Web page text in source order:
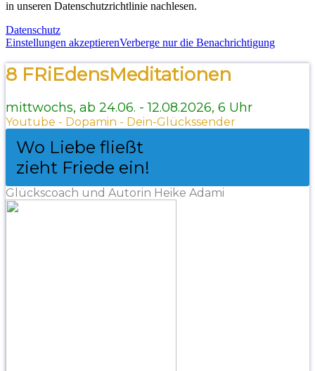
in unseren Datenschutzrichtlinie nachlesen.
Datenschutz
Einstellungen akzeptierenVerberge nur die Benachrichtigung
8 FRiEdensMeditationen
mittwochs, ab 24.06. - 12.08.2026, 6 Uhr
Youtube - Dopamin - Dein-Glückssender
Wo Liebe fließt
zieht Friede ein!
Glückscoach und Autorin Heike Adami